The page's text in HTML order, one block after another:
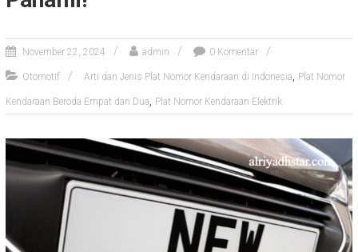
November 22, 2024 admin 0 Komentar
Otomotif Arti dan Jenis Plat Nomor Kendaraan di Indonesia, Plat Nomor
Kendaraan Beroda Empat dan Dua, Plat Nomor Kendaraan Elektrik